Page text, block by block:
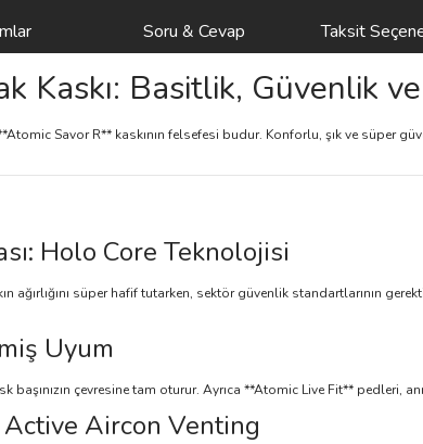
Soru & Cevap Taksit
Kaskı: Basitlik, Güvenlik
Savor R** kaskının felsefesi budur. Konforlu, şık ve süper
Holo Core Teknolojisi
ağırlığını süper hafif tutarken, sektör güvenlik standartlarının
Uyum
çevresine tam oturur. Ayrıca **Atomic Live Fit** pedleri,
Aircon Venting